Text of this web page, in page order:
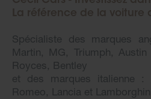
Spécialiste des marques
Martin, MG, Triumph,
Royces, Bentley
et des marques italienne :
Romeo, Lancia et